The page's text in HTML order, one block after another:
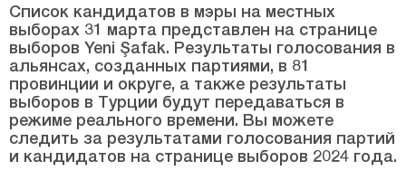
Чорум
Денизли
Диярбакыр
Дюздже
Эдирне
Список кандидатов в мэры на местных
выборах 31 марта представлен на странице
выборов Yeni Şafak. Результаты голосования в
альянсах, созданных партиями, в 81
провинции и округе, а также результаты
выборов в Турции будут передаваться в
режиме реального времени. Вы можете
следить за результатами голосования партий
и кандидатов на странице выборов 2024 года.